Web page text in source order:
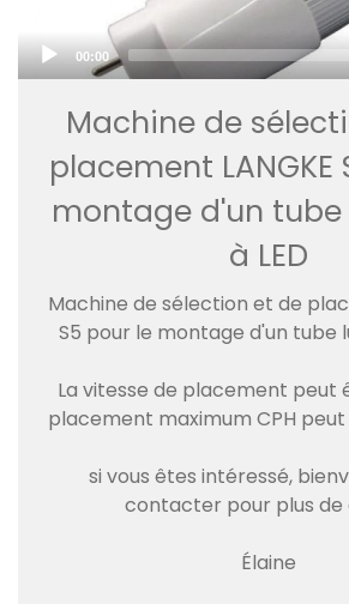
00:00
Machine de
placement LANGKE
montage d'un
à LED
Machine de sélection et de
S5 pour le montage d'un tube
La vitesse de placement peut
placement maximum CPH peut
si vous êtes intéressé,
contacter pour plus de
Élaine